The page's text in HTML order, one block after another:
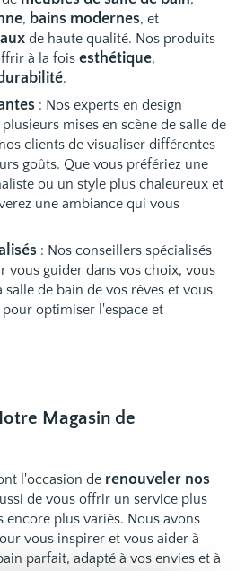
, bains modernes, et
de haute qualité. Nos produits
à la foisesthétique,
.
: Nos experts en design
mises en scène de salle de
clients de visualiser différentes
goûts. Que vous préfériez une
ou un style plus chaleureux et
une ambiance qui vous
: Nos conseillers spécialisés
vous guider dans vos choix, vous
de bain de vos rêves et vous
optimiser l'espace et
Magasin de
l'occasion de renouveler nos
de vous offrir un service plus
plus variés. Nous avons
vous inspirer et vous aider à
parfait, adapté à vos envies et à